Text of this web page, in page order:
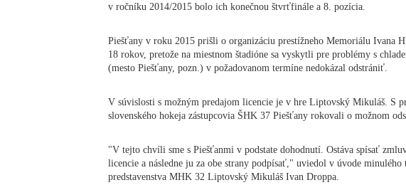
v ročníku 2014/2015 bolo ich konečnou štvrťfinále a 8. pozícia.
Piešťany v roku 2015 prišli o organizáciu prestížneho Memoriálu Ivana
18 rokov, pretože na miestnom štadióne sa vyskytli pre problémy s
(mesto Piešťany, pozn.) v požadovanom termíne nedokázal odstrániť.
V súvislosti s možným predajom licencie je v hre Liptovský Mikuláš. S
slovenského hokeja zástupcovia ŠHK 37 Piešťany rokovali o možnom
"V tejto chvíli sme s Piešťanmi v podstate dohodnutí. Ostáva spísať
licencie a následne ju za obe strany podpísať," uviedol v úvode minulého
predstavenstva MHK 32 Liptovský Mikuláš Ivan Droppa.